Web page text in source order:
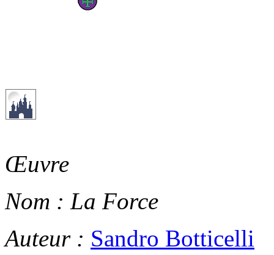
Œuvre
Nom : La Force
Auteur : Sandro Botticelli